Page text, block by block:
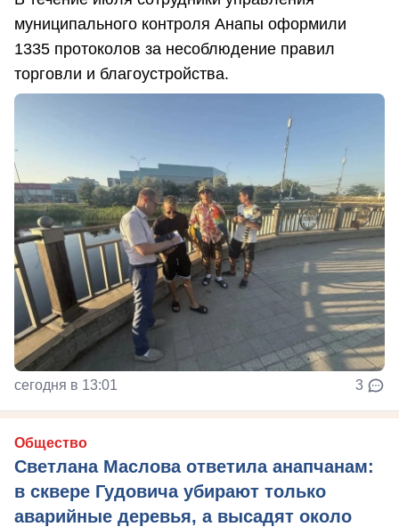
муниципального контроля Анапы оформили
1335 протоколов за несоблюдение правил
торговли и благоустройства.
сегодня в 13:01 3
Общество
Светлана Маслова ответила анапчанам:
в сквере Гудовича убирают только
аварийные деревья, а высадят около